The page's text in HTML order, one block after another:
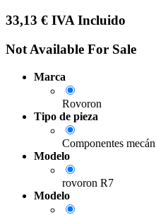
33,13 € IVA Incluido
Not Available For Sale
Marca
Rovoron
Tipo de pieza
Componentes
Modelo
rovoron R7
Modelo